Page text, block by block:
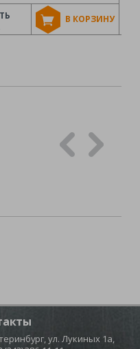
В КОРЗИНУ
ул. Лукиных 1а,